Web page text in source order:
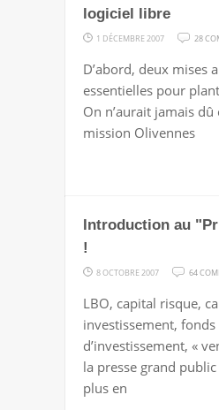
logiciel libre
1 DÉCEMBRE 2007 28
D’abord, deux mises
essentielles pour
On n’aurait jamais dû
mission Olivennes
Introduction au
!
8 OCTOBRE 2007 64
LBO, capital risque,
investissement, fonds
d’investissement, «
la presse grand
plus en